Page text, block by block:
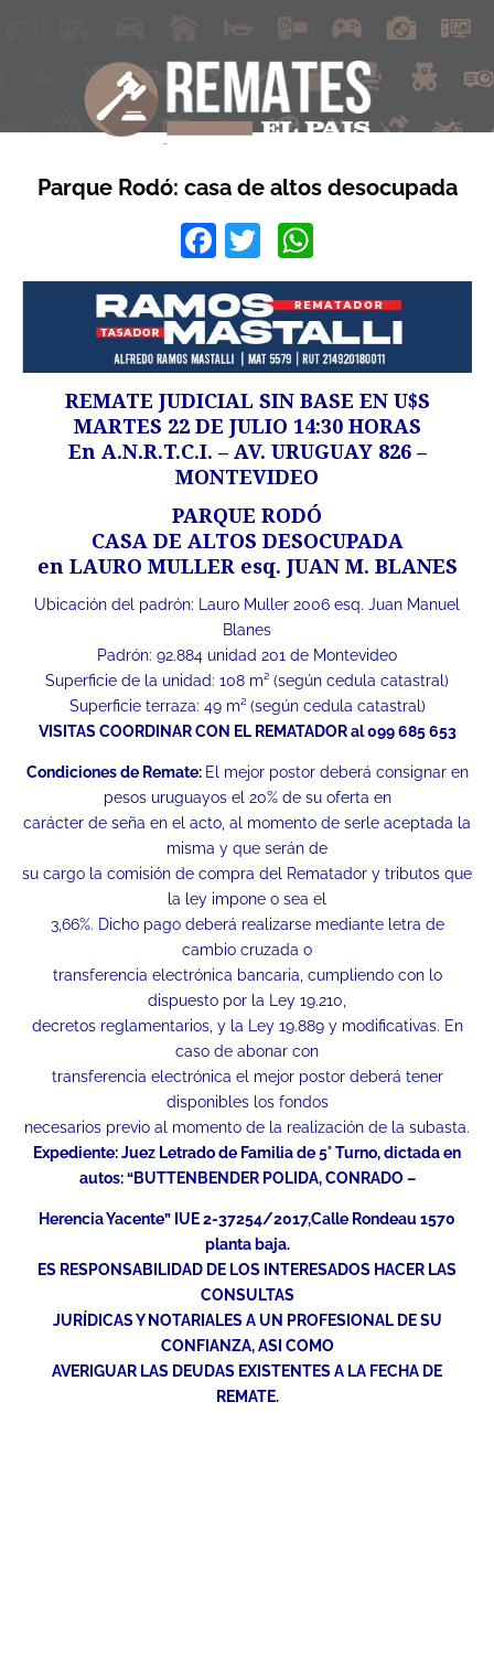
Parque Rodó: casa de altos desocupada
Facebook
Twitter
REMATE JUDICIAL SIN BASE EN U$S
MARTES 22 DE JULIO 14:30 HORAS
En A.N.R.T.C.I. – AV. URUGUAY 826 –
MONTEVIDEO
PARQUE RODÓ
CASA DE ALTOS DESOCUPADA
en LAURO MULLER esq. JUAN M. BLANES
Ubicación del padrón: Lauro Muller 2006 esq. Juan Manuel
Blanes
Padrón: 92.884 unidad 201 de Montevideo
Superficie de la unidad: 108 m² (según cedula catastral)
Superficie terraza: 49 m² (según cedula catastral)
VISITAS COORDINAR CON EL REMATADOR al 099 685 653
Condiciones de Remate: El mejor postor deberá consignar en
pesos uruguayos el 20% de su oferta en
carácter de seña en el acto, al momento de serle aceptada la
misma y que serán de
su cargo la comisión de compra del Rematador y tributos que
la ley impone o sea el
3,66%. Dicho pago deberá realizarse mediante letra de
cambio cruzada o
transferencia electrónica bancaria, cumpliendo con lo
dispuesto por la Ley 19.210,
decretos reglamentarios, y la Ley 19.889 y modificativas. En
caso de abonar con
transferencia electrónica el mejor postor deberá tener
disponibles los fondos
necesarios previo al momento de la realización de la subasta.
Expediente:Juez Letrado de Familia de 5° Turno, dictada en
autos: “BUTTENBENDER POLIDA, CONRADO –
Herencia Yacente” IUE 2-37254/2017,Calle Rondeau 1570
planta baja.
ES RESPONSABILIDAD DE LOS INTERESADOS HACER LAS
CONSULTAS
JURÍDICAS Y NOTARIALES A UN PROFESIONAL DE SU
CONFIANZA, ASI COMO
AVERIGUAR LAS DEUDAS EXISTENTES A LA FECHA DE
REMATE.